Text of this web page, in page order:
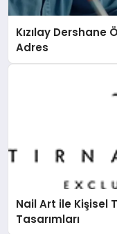
Kızılay Dershane
Adres
Nail Art ile Kişisel
Tasarımları